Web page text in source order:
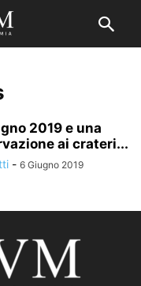
2019 e una
ai crateri...
- 6 Giugno 2019